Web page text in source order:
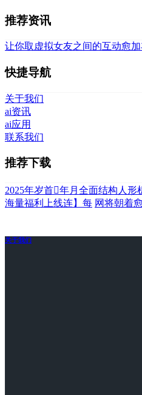
推荐资讯
让你取虚拟女友之间的互动愈
快捷导航
关于我们
ai资讯
ai应用
联系我们
推荐下载
2025年岁首年月全面结构人形
海量福利上线连】每 网将朝着
关于我们